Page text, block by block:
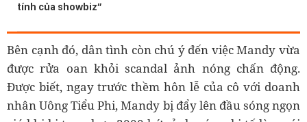
tính của showbiz”
Bên cạnh đó, dân tình còn chú ý đến việc Mandy vừa
được rửa oan khỏi scandal ảnh nóng chấn động.
Được biết, ngay trước thềm hôn lễ của cô với doanh
nhân Uông Tiểu Phi, Mandy bị đẩy lên đầu sóng ngọn